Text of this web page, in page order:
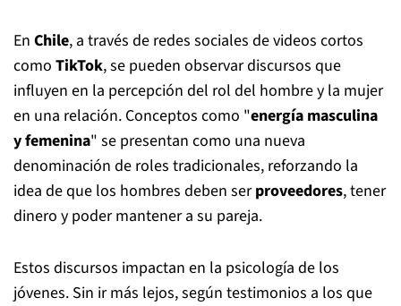
En Chile, a través de redes sociales de videos cortos
como TikTok, se pueden observar discursos que
influyen en la percepción del rol del hombre y la mujer
en una relación. Conceptos como "energía masculina
y femenina" se presentan como una nueva
denominación de roles tradicionales, reforzando la
idea de que los hombres deben serproveedores, tener
dinero y poder mantener a su pareja.
Estos discursos impactan en la psicología de los
jóvenes. Sin ir más lejos, según testimonios a los que